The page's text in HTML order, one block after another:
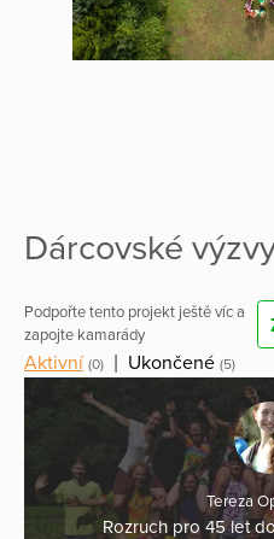
Dárcovské
Podpořte tento projekt ještě víc a
zapojte kamarády
Aktivní (0) | Ukončené (5)
Tereza
Rozruch pro 45 let